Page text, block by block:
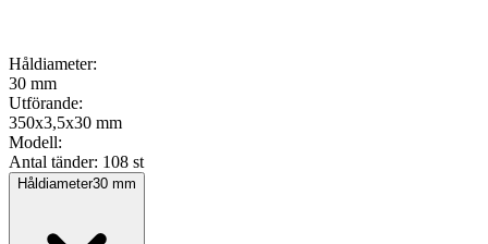
Håldiameter:
30 mm
Utförande:
350x3,5x30 mm
Modell:
Antal tänder: 108 st
Håldiameter30 mm